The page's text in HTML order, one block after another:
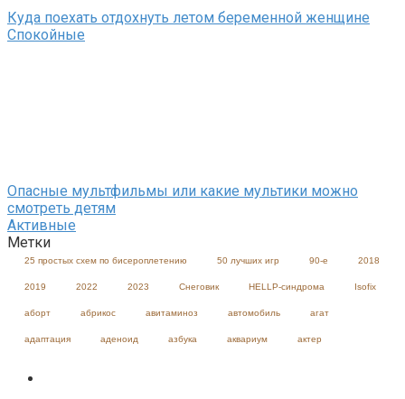
Куда поехать отдохнуть летом беременной женщине
Спокойные
Опасные мультфильмы или какие мультики можно
смотреть детям
Активные
Метки
25 простых схем по бисероплетению 50 лучших игр 90-е 2018
2019 2022 2023 Cнеговик HELLP-синдрома Isofix
аборт абрикос авитаминоз автомобиль агат
адаптация аденоид азбука аквариум актер